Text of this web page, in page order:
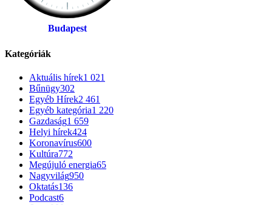
Budapest
Kategóriák
Aktuális hírek1 021
Bűnügy302
Egyéb Hírek2 461
Egyéb kategória1 220
Gazdaság1 659
Helyi hírek424
Koronavírus600
Kultúra772
Megújuló energia65
Nagyvilág950
Oktatás136
Podcast6